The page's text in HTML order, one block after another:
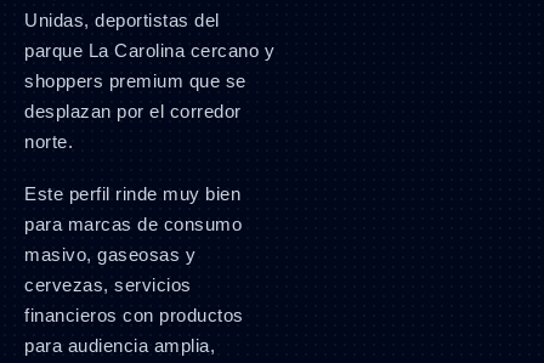
Unidas, deportistas del
parque La Carolina cercano y
shoppers premium que se
desplazan por el corredor
norte.
Este perfil rinde muy bien
para marcas de consumo
masivo, gaseosas y
cervezas, servicios
financieros con productos
para audiencia amplia,